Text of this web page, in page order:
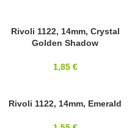
14MM
SWAROVSKI
Rivoli 1122, 14mm, Crystal
Golden Shadow
1,85 €
14MM
Rivoli 1122, 14mm, Emerald